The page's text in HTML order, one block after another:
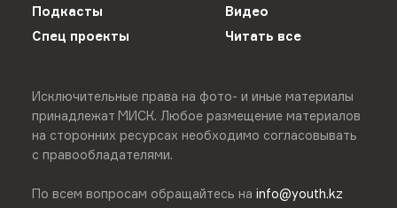
Подкасты
Видео
Спец проекты
Читать все
Исключительные права на фото- и иные материалы
принадлежат МИСК. Любое размещение материалов
на сторонних ресурсах необходимо согласовывать
с правообладателями.
По всем вопросам обращайтесь на info@youth.kz